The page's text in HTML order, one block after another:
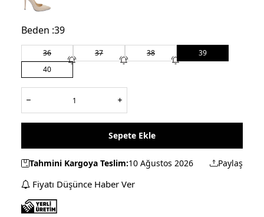
Beden :39
36 37 38
39
40
Sepete Ekle
Tahmini Kargoya Teslim:10 Ağustos 2026 Paylaş
Fiyatı Düşünce Haber Ver